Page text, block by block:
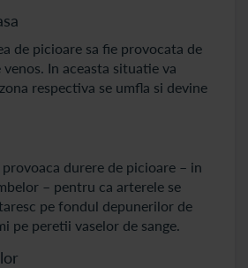
de picioare sa fie provocata de
venos. In aceasta situatie va
respectiva se umfla si devine
durere de picioare – in
– pentru ca arterele se
pe fondul depunerilor de
pe peretii vaselor de sange.